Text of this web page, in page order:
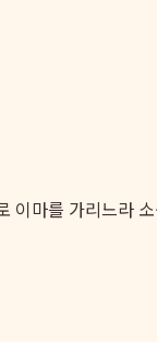
마를 가리느라